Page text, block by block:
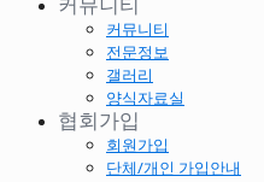
커뮤니티
커뮤니티
전문정보
갤러리
양식자료실
협회가입
회원가입
단체/개인 가입안내